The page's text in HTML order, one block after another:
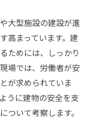
大型施設の建設が進
高まっています。建
ためには、しっかり
場では、労働者が安
が求められていま
うに建物の安全を支
ついて考察します。